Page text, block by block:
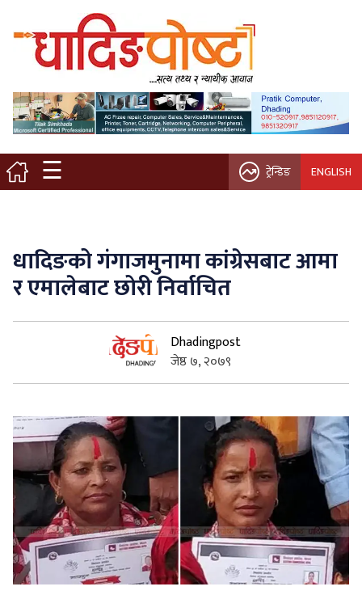
☰
मुख्य पृष्ठ
स्थानीय समाचार
विचार / ब्लग
नगर/गाउँ पालिका
कृषि/सहकारी
साहित्य / संस्कृति
सुचनाहरु
स्वास्थ्य
भिडियो
ट्रेन्डिङ ENGLISH
धादिङको गंगाजमुनामा कांग्रेसबाट आमा
र एमालेबाट छोरी निर्वाचित
Dhadingpost
जेष्ठ ७, २०७९